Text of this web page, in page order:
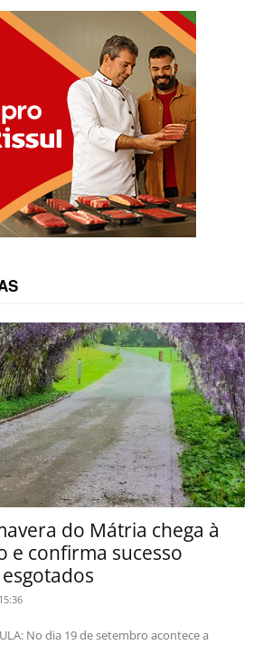
do Mátria chega à
e confirma sucesso
No dia 19 de setembro acontece a